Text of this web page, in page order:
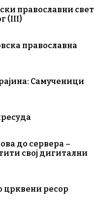
православни свет
(III)
православна
Самученици
до сервера –
свој дигитални
црквени ресор